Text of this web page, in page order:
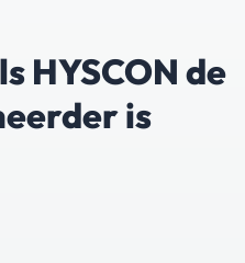
HYSCON de
is